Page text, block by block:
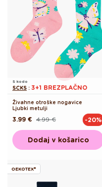
S kodo
SCKS : 3+1 BREZPLAČNO
Živahne otroške nogavice
Ljubki metulji
Redna 4.99 €
Akcijska
3.99 € -20%
Dodaj v košarico
OEKOTEX®